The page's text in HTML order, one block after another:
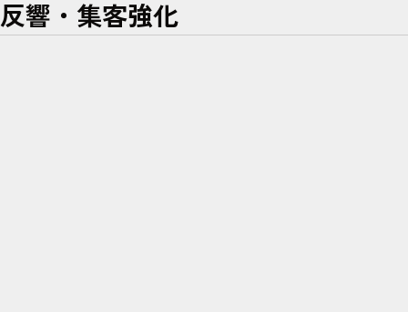
反響・集客強化